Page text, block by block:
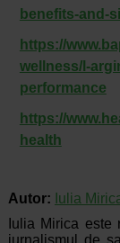
benefits-and-
https://
wellness/l-
performance
https://
health
Autor: Iulia
Iulia Mirica
jurnalismul de